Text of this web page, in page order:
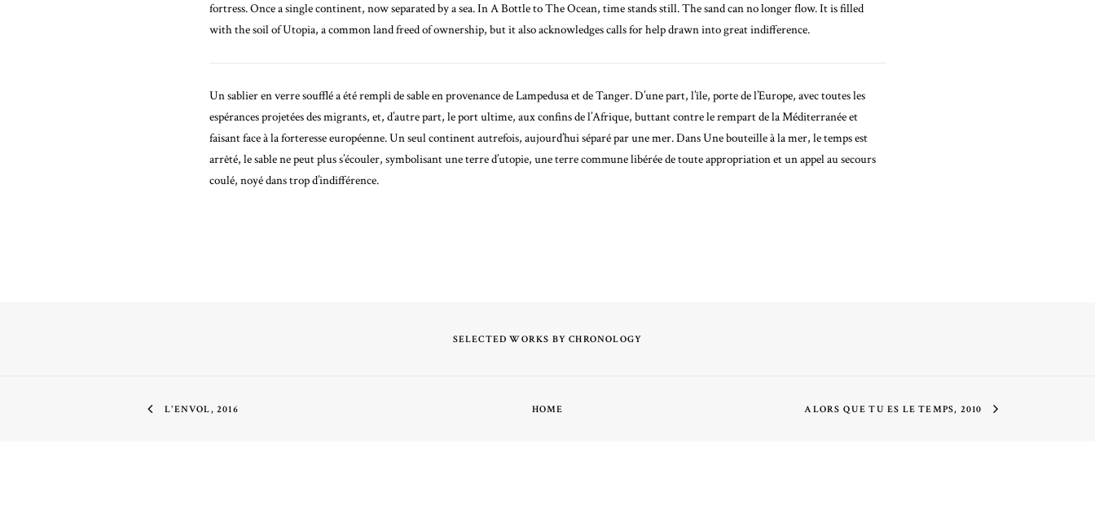
fortress. Once a single continent, now separated by a sea. In A Bottle to The Ocean, time stands still. The sand can no longer flow. It is filled
with the soil of Utopia, a common land freed of ownership, but it also acknowledges calls for help drawn into great indifference.
Un sablier en verre soufflé a été rempli de sable en provenance de Lampedusa et de Tanger. D’une part, l’île, porte de l’Europe, avec toutes les
espérances projetées des migrants, et, d’autre part, le port ultime, aux confins de l’Afrique, buttant contre le rempart de la Méditerranée et
faisant face à la forteresse européenne. Un seul continent autrefois, aujourd’hui séparé par une mer. Dans Une bouteille à la mer, le temps est
arrêté, le sable ne peut plus s’écouler, symbolisant une terre d’utopie, une terre commune libérée de toute appropriation et un appel au secours
coulé, noyé dans trop d’indifférence.
SELECTED WORKS BY CHRONOLOGY
L'ENVOL, 2016 HOME ALORS QUE TU ES LE TEMPS, 2010